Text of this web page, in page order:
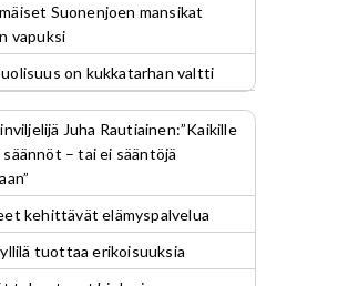
Suonenjoen mansikat
vapuksi
on kukkatarhan valtti
Juha Rautiainen:”Kaikille
säännöt – tai ei sääntöjä
kehittävät elämyspalvelua
tuottaa erikoisuuksia